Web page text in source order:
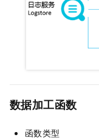
数据加工函数
函数类型